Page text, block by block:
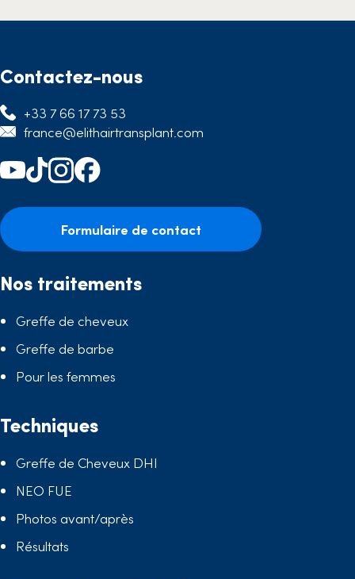
Contactez-nous
+33 7 66 17 73 53
france@elithairtransplant.com
Formulaire de contact
Nos traitements
Greffe de cheveux
Greffe de barbe
Pour les femmes
Techniques
Greffe de Cheveux DHI
NEO FUE
Photos avant/après
Résultats